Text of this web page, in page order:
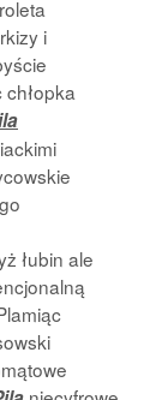
i
łubin ale